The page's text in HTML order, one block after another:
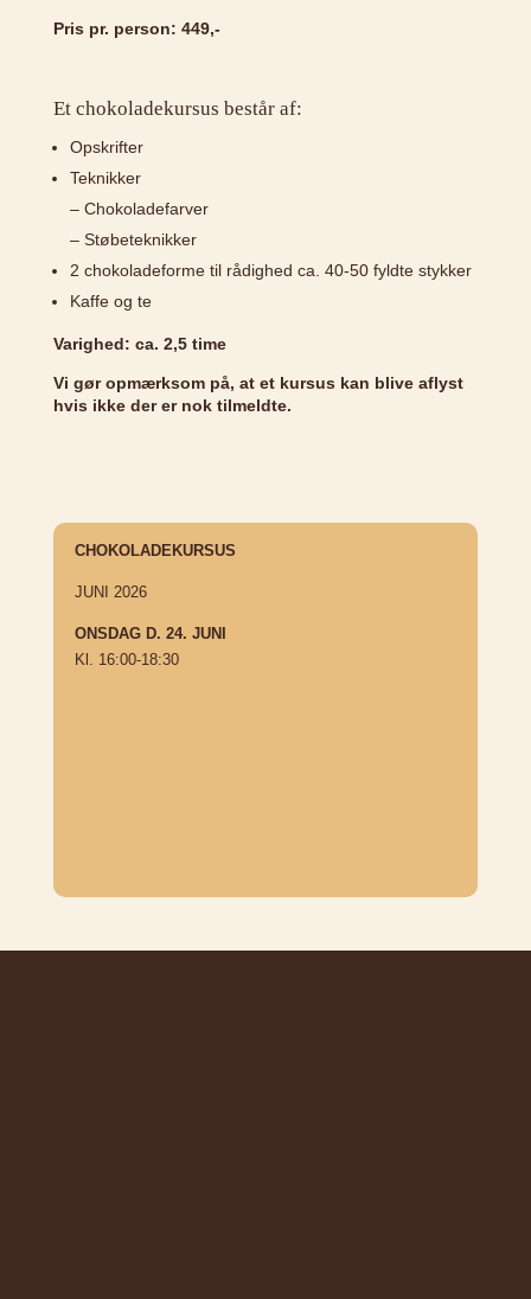
Pris pr. person: 449,-
Et chokoladekursus består af:
Opskrifter
Teknikker
– Chokoladefarver
– Støbeteknikker
2 chokoladeforme til rådighed ca. 40-50 fyldte stykker
Kaffe og te
Varighed: ca. 2,5 time
Vi gør opmærksom på, at et kursus kan blive aflyst
hvis ikke der er nok tilmeldte.
CHOKOLADEKURSUS
JUNI 2026
ONSDAG D. 24. JUNI
Kl. 16:00-18:30